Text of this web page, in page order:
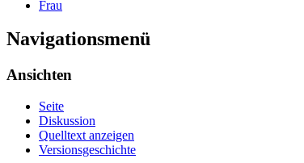
Frau
Navigationsmenü
Ansichten
Seite
Diskussion
Quelltext anzeigen
Versionsgeschichte